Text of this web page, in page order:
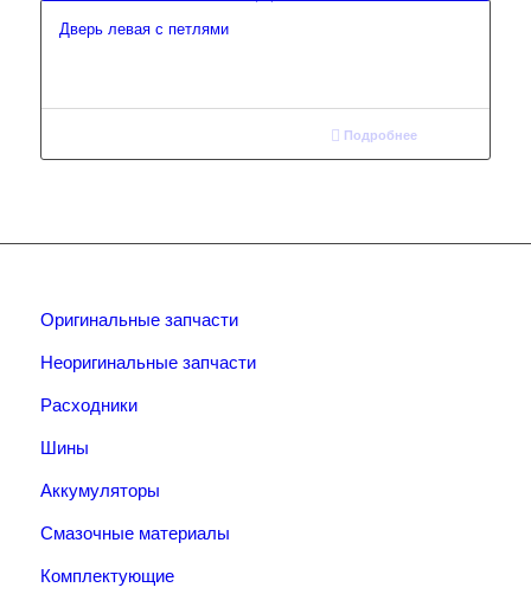
Дверь левая с петлями
Подробнее
Оригинальные запчасти
Неоригинальные запчасти
Расходники
Шины
Аккумуляторы
Смазочные материалы
Комплектующие